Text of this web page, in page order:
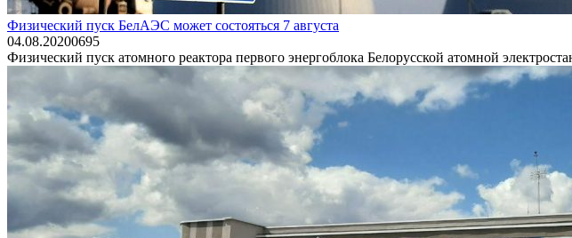
Физический пуск БелАЭС может состояться 7 августа
04.08.20200695
Физический пуск атомного реактора первого энергоблока Белорусской атомной